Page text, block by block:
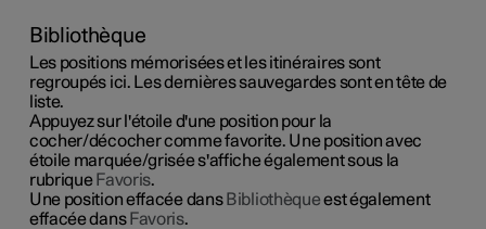
Bibliothèque
Les positions mémorisées et les itinéraires sont
regroupés ici. Les dernières sauvegardes sont en tête de
liste.
Appuyez sur l'étoile d'une position pour la
cocher/décocher comme favorite. Une position avec
étoile marquée/grisée s'affiche également sous la
rubrique Favoris.
Une position effacée dans Bibliothèqueest également
effacée dans Favoris.